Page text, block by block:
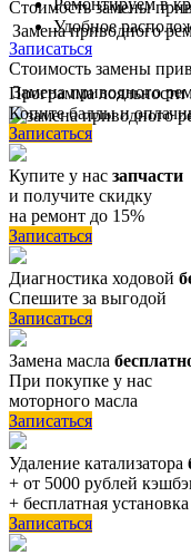
Ремонтируем в
Удобное
Записаться
Стоимость замены
Замена приводного
Стоимость замены
Замена приводного
Программалояльности
Копите баллы и
Записаться
Купите у нас запчасти
и получите скидку
на ремонт до 15%
Записаться
Диагностика ходовой
Спешите за выгодой
Записаться
Замена масла
При покупке у нас
моторного масла
Записаться
Удаление катализатора
+ от 5000 рублей
+ бесплатная
Записаться